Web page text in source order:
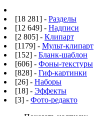
[18 281] - Разделы
[12 649] - Надписи
[2 805] - Клипарт
[1179] - Мульт-клипарт
[152] - Бланк-шаблон
[606] - Фоны-текстуры
[828] - Гиф-картинки
[26] - Наборы
[18] - Эффекты
[3] - Фото-редакто